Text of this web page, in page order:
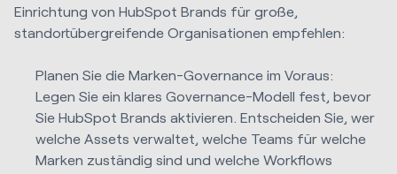
Einrichtung von HubSpot Brands für große,
standortübergreifende Organisationen empfehlen:
Planen Sie die Marken-Governance im Voraus:
Legen Sie ein klares Governance-Modell fest, bevor
Sie HubSpot Brands aktivieren. Entscheiden Sie, wer
welche Assets verwaltet, welche Teams für welche
Marken zuständig sind und welche Workflows